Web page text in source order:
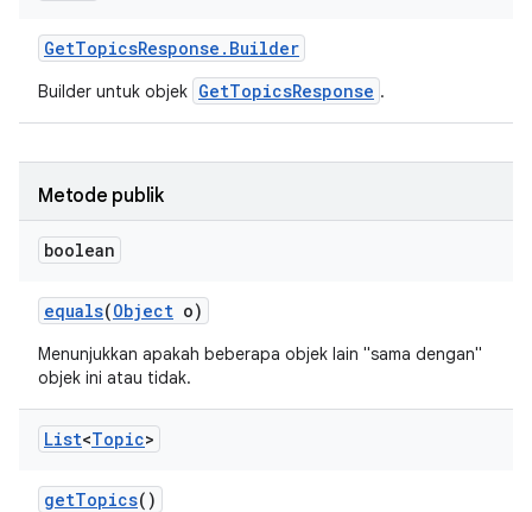
GetTopicsResponse . Builder
Builder untuk objek GetTopicsResponse .
Metode publik
boolean
equals(Object o)
Menunjukkan apakah beberapa objek lain "sama dengan"
objek ini atau tidak.
List<Topic>
getTopics()